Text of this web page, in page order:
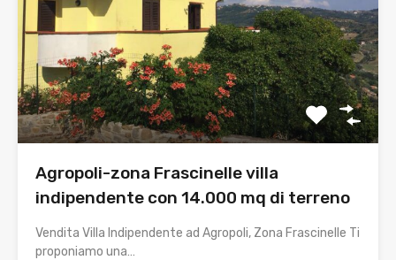
Agropoli-zona Frascinelle villa
indipendente con 14.000 mq di terreno
Vendita Villa Indipendente ad Agropoli, Zona Frascinelle Ti
proponiamo una…